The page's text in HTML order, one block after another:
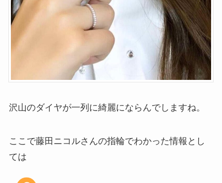
沢山のダイヤが一列に綺麗にならんでしますね。
ここで藤田ニコルさんの指輪でわかった情報とし
ては